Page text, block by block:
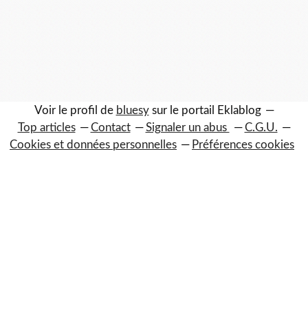
Voir le profil de bluesysur le portail Eklablog
Top articles
Contact Signaler un abus
C.G.U.
Cookies et données personnelles
Préférences cookies